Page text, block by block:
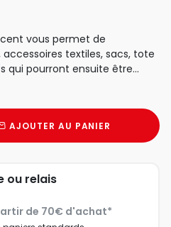
vous permet de
textiles, sacs, tote
qui pourront ensuite être
AJOUTER AU PANIER
ou relais
de 70€ d'achat*